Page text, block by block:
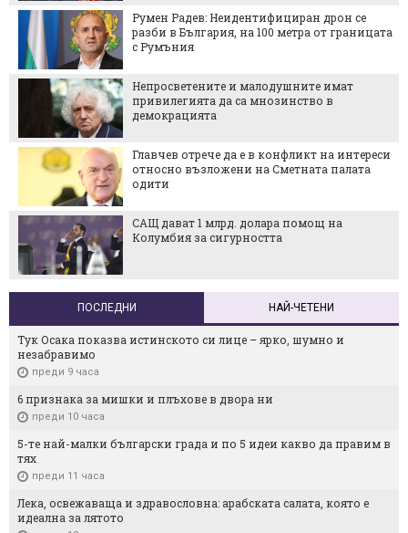
Румен Радев: Неидентифициран дрон се
разби в България, на 100 метра от границата
с Румъния
Непросветените и малодушните имат
привилегията да са мнозинство в
демокрацията
Главчев отрече да е в конфликт на интереси
относно възложени на Сметната палата
одити
САЩ дават 1 млрд. долара помощ на
Колумбия за сигурността
ПОСЛЕДНИ НАЙ-ЧЕТЕНИ
Тук Осака показва истинското си лице – ярко, шумно и
незабравимо
преди 9 часа
6 признака за мишки и плъхове в двора ни
преди 10 часа
5-те най-малки български градa и по 5 идеи какво да правим в
тях
преди 11 часа
Лека, освежаваща и здравословна: арабската салата, която е
идеална за лятото